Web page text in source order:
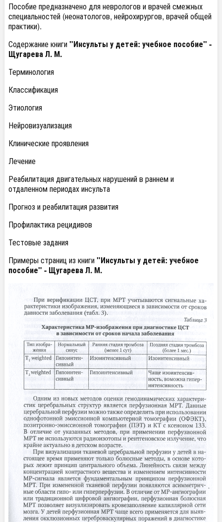
Пособие предназначено для неврологов и врачей смежных
специальностей (неонатологов, нейрохирургов, врачей общей
практики).
Содержание книги"Инсульты у детей: учебное пособие" -
Щугарева Л. М.
Терминология
Классификация
Этиология
Нейровизуализация
Клинические проявления
Лечение
Реабилитация двигательных нарушений в раннем и
отдаленном периодах инсульта
Прогноз и реабилитация развития
Профилактика рецидивов
Тестовые задания
Примеры страниц из книги"Инсульты у детей: учебное
пособие" - Щугарева Л. М.